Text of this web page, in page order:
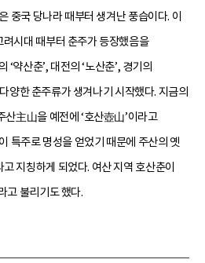
중국 당나라 때부터 생겨난 풍습이다. 이
시대 때부터 춘주가 등장했음을
‘약산춘’, 대전의 ‘노산춘’, 경기의
다양한 춘주류가 생겨나기 시작했다. 지금의
산主山을 예전에 ‘호산壺山’이라고
특주로 명성을 얻었기 때문에 주산의 옛
지칭하게 되었다. 여산 지역 호산춘이
고 불리기도 했다.